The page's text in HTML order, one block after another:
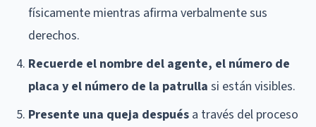
físicamente mientras afirma verbalmente sus
derechos.
Recuerde el nombre del agente, el número de
placa y el número de la patrulla si están visibles.
Presente una queja después a través del proceso